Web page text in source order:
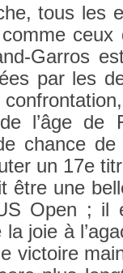
tous les
ceux
Garros
par les
l’âge de
chan­ce
un 17e
être une
Open ; il
joie à
vic­toire